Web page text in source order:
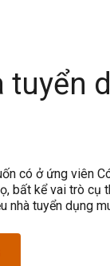
tuyển
có ở ứng viên
bất kể vai trò
nhà tuyển dụng